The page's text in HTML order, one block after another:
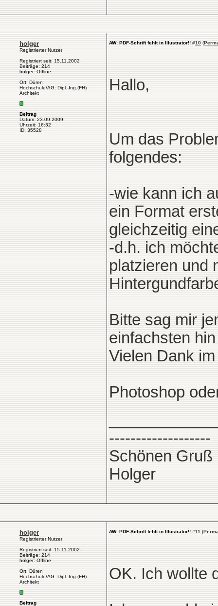
holger
Registrierter Nutzer
Registriert seit: 15.11.2002
Beiträge: 214
holger: Offline
Ort: Düren
Hochschule/AG: Dipl.-Ing.(FH)
Architekt
Beitrag
Datum: 23.09.2009
Uhrzeit: 16:32
ID: 35528
AW: PDF-Schrift fehlt in Illustrator!! #10 (
Hallo,
Um das
folgendes:
-wie kann ich
ein Format
gleichzeitig
-d.h. ich
platzieren und
Bitte sag mir
einfachsten
Vielen Dank
Photoshop
-------------------
Schönen Gruß
Holger
holger
Registrierter Nutzer
Registriert seit: 15.11.2002
Beiträge: 214
holger: Offline
Ort: Düren
Hochschule/AG: Dipl.-Ing.(FH)
Architekt
Beitrag
AW: PDF-Schrift fehlt in Illustrator!! #11 (
OK. Ich wollte